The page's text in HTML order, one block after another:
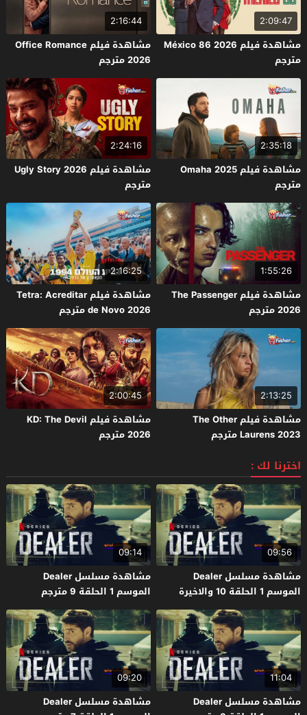
2:09:47
مشاهدة فيلم México 86 2026
مترجم
2:16:44
مشاهدة فيلم Office Romance
2026 مترجم
2:35:18
مشاهدة فيلم Omaha 2025
مترجم
2:24:16
مشاهدة فيلم Ugly Story 2026
مترجم
1:55:26
مشاهدة فيلم The Passenger
2026 مترجم
2:16:25
مشاهدة فيلم Tetra: Acreditar
de Novo 2026 مترجم
2:13:25
مشاهدة فيلم The Other
Laurens 2023 مترجم
2:00:45
مشاهدة فيلم KD: The Devil
2026 مترجم
اخترنا لك :
09:56
مشاهدة مسلسل Dealer
الموسم 1 الحلقة 10 والاخيرة
مترجم
09:14
مشاهدة مسلسل Dealer
الموسم 1 الحلقة 9 مترجم
11:04
مشاهدة مسلسل Dealer
09:20
مشاهدة مسلسل Dealer